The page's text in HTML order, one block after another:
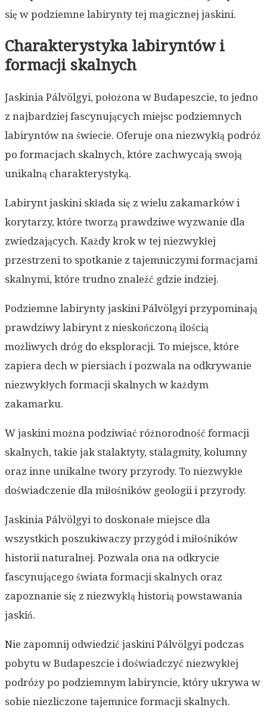
się w podziemne labirynty tej magicznej jaskini.
Charakterystyka labiryntów i
formacji skalnych
Jaskinia Pálvölgyi, położona w Budapeszcie, to jedno
z najbardziej fascynujących miejsc podziemnych
labiryntów na świecie. Oferuje ona niezwykłą podróż
po formacjach skalnych, które zachwycają swoją
unikalną charakterystyką.
Labirynt jaskini składa się z wielu zakamarków i
korytarzy, które tworzą prawdziwe wyzwanie dla
zwiedzających. Każdy krok w tej niezwykłej
przestrzeni to spotkanie z tajemniczymi formacjami
skalnymi, które trudno znaleźć gdzie indziej.
Podziemne labirynty jaskini Pálvölgyi przypominają
prawdziwy labirynt z nieskończoną ilością
możliwych dróg do eksploracji. To miejsce, które
zapiera dech w piersiach i pozwala na odkrywanie
niezwykłych formacji skalnych w każdym
zakamarku.
W jaskini można podziwiać różnorodność formacji
skalnych, takie jak stalaktyty, stalagmity, kolumny
oraz inne unikalne twory przyrody. To niezwykłe
doświadczenie dla miłośników geologii i przyrody.
Jaskinia Pálvölgyi to doskonałe miejsce dla
wszystkich poszukiwaczy przygód i miłośników
historii naturalnej. Pozwala ona na odkrycie
fascynującego świata formacji skalnych oraz
zapoznanie się z niezwykłą historią powstawania
jaskiń.
Nie zapomnij odwiedzić jaskini Pálvölgyi podczas
pobytu w Budapeszcie i doświadczyć niezwykłej
podróży po podziemnym labiryncie, który ukrywa w
sobie niezliczone tajemnice formacji skalnych.